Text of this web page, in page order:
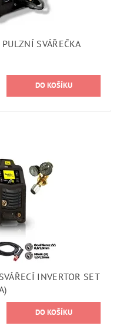
SVÁŘEČKA
INVERTOR SET